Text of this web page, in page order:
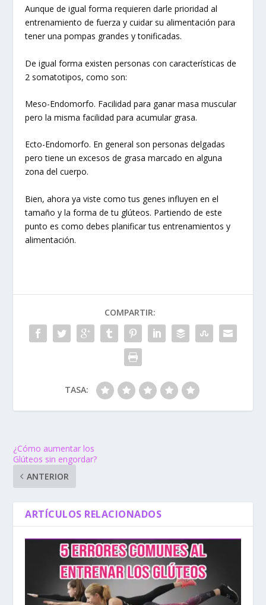
Aunque de igual forma requieren darle prioridad al
entrenamiento de fuerza y cuidar su alimentación para
tener una pompas grandes y tonificadas.
De igual forma existen personas con características de
2 somatotipos, como son:
Meso-Endomorfo. Facilidad para ganar masa muscular
pero la misma facilidad para acumular grasa.
Ecto-Endomorfo. En general son personas delgadas
pero tiene un excesos de grasa marcado en alguna
zona del cuerpo.
Bien, ahora ya viste como tus genes influyen en el
tamaño y la forma de tu glúteos. Partiendo de este
punto es como debes planificar tus entrenamientos y
alimentación.
COMPARTIR:
TASA:
¿Cómo aumentar los
Glúteos sin engordar?
ANTERIOR
ARTÍCULOS RELACIONADOS